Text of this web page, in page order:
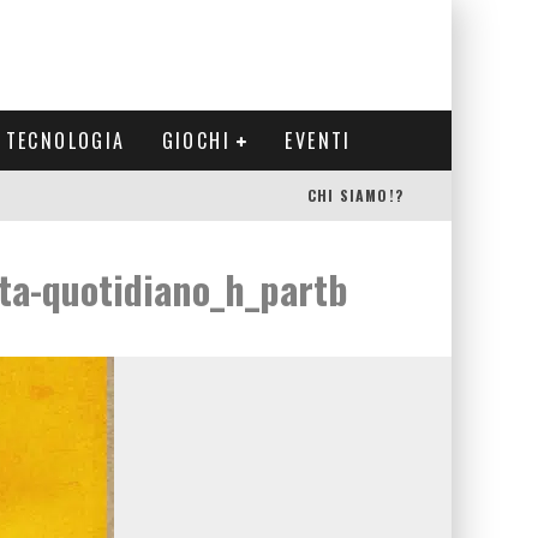
TECNOLOGIA GIOCHI EVENTI
CHI SIAMO!?
quotidiano_h_partb